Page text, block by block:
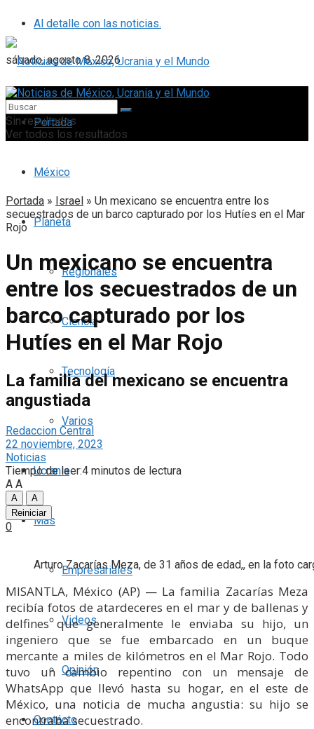
Al detalle con las noticias.
sábado, agosto 8, 2026
Portada
México
Planeta
Regionales
Ciencia
Tecnología
Varios
Ucrania
Más
Empresariales
Videos
Opinión
Contácto
Sin resultados
Ver todos los resultados
Portada » Israel » Un mexicano se encuentra entre los
secuestrados de un barco capturado por los Hutíes en el Mar
Rojo
Un mexicano se encuentra
entre los secuestrados de un
barco capturado por los
Hutíes en el Mar Rojo
La familia del mexicano se encuentra
angustiada
Redaccion Central
22 noviembre, 2023
Noticias
Tiempo de leer:4 minutos de lectura
A A
A
A
Reiniciar
0
Arturo Zacarías Meza, de 31 años de edad,, en la foto
MISANTLA, México (AP) — La familia Zacarías Meza
recibía fotos de atardeceres en el mar y de ballenas y
delfines que generalmente le enviaba su hijo, un
ingeniero que se fue embarcado en un buque
mercante a miles de kilómetros en el Mar Rojo. Todo
tuvo un cambio repentino con un mensaje de
WhatsApp que llevó hasta su hogar, en el este de
México, una noticia de mucha angustia: su hijo se
encontraba secuestrado.